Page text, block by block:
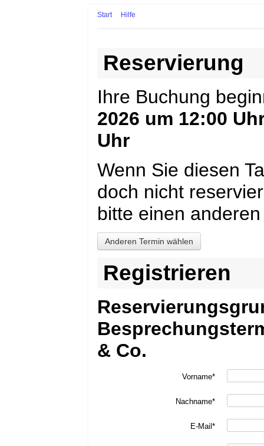
Start Hilfe
Reservierung
Ihre Buchung
2026 um 12:00
Uhr
Wenn Sie diesen
doch nicht
bitte einen
Registrieren
& Co.
Vorname*
Nachname*
E-Mail*